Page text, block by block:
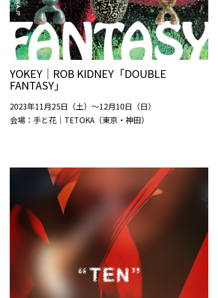
YOKEY｜ROB KIDNEY「DOUBLE
FANTASY」
2023年11月25日（土）～12月10日（日）
会場：手と花｜TETOKA（東京・神田）